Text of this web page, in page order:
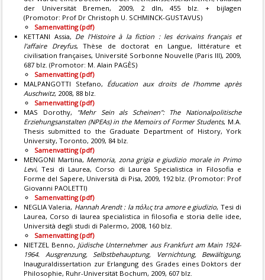
der Universität Bremen, 2009, 2 dln, 455 blz. + bijlagen
(Promotor: Prof Dr Christoph U. SCHMINCK-GUSTAVUS)
Samenvatting (pdf)
KETTANI Assia, De l’Histoire à la fiction : les écrivains français et
l’affaire Dreyfus, Thèse de doctorat en Langue, littérature et
civilisation françaises, Université Sorbonne Nouvelle (Paris III), 2009,
687 blz. (Promotor: M. Alain PAGÈS)
Samenvatting (pdf)
MALPANGOTTI Stefano, Éducation aux droits de l’homme après
Auschwitz, 2008, 88 blz.
Samenvatting (pdf)
MAS Dorothy,
"Mehr Sein als Scheinen": The Nationalpolitische
Erziehungsanstalten (NPEAs) in the Memoirs of Former Students, M.A.
Thesis submitted to the Graduate Department of History, York
University, Toronto, 2009, 84 blz.
Samenvatting (pdf)
MENGONI Martina, Memoria, zona grigia e giudizio morale in Primo
Levi, Tesi di Laurea, Corso di Laurea Specialistica in Filosofia e
Forme del Sapere, Università di Pisa, 2009, 192 blz. (Promotor: Prof
Giovanni PAOLETTI)
Samenvatting (pdf)
NEGLIA Valeria, Hannah Arendt : la πόλις tra amore e giudizio, Tesi di
Laurea, Corso di laurea specialistica in filosofia e storia delle idee,
Università degli studi di Palermo, 2008, 160 blz.
Samenvatting (pdf)
NIETZEL Benno, Jüdische Unternehmer aus Frankfurt am Main 1924-
1964. Ausgrenzung, Selbstbehauptung, Vernichtung, Bewältigung,
Inauguraldissertation zur Erlangung des Grades eines Doktors der
Philosophie, Ruhr-Universität Bochum, 2009, 607 blz.